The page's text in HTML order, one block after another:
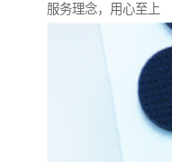
服务理念，用心至上